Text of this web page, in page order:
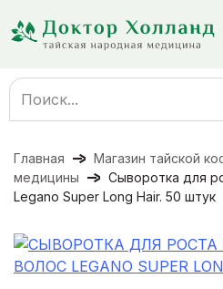
содержанию
Search
for:
Главная
Магазин тайской
медицины
Сыворотка для
Legano Super Long Hair. 50 штук